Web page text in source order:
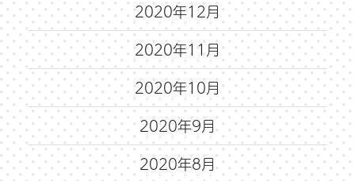
2020年12月
2020年11月
2020年10月
2020年9月
2020年8月